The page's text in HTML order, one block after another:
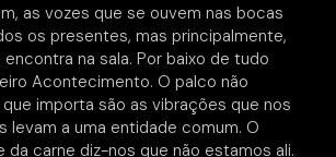
as vozes que se ouvem nas bocas
os presentes, mas principalmente,
na sala. Por baixo de tudo
Acontecimento. O palco não
importa são as vibrações que nos
levam a uma entidade comum. O
da carne diz-nos que não estamos ali.